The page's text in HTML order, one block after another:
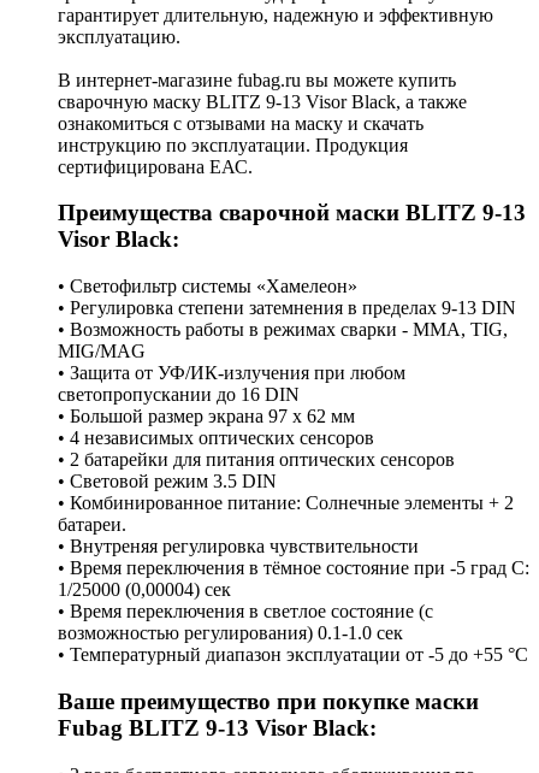
гарантирует длительную, надежную и эффективную
эксплуатацию.
В интернет-магазине fubag.ru вы можете купить
сварочную маску BLITZ 9-13 Visor Black, а также
ознакомиться с отзывами на маску и скачать
инструкцию по эксплуатации. Продукция
сертифицирована ЕАС.
Преимущества сварочной маски BLITZ 9-13
Visor Black:
• Светофильтр системы «Хамелеон»
• Регулировка степени затемнения в пределах 9-13 DIN
• Возможность работы в режимах сварки - MMA, TIG,
MIG/MAG
• Защита от УФ/ИК-излучения при любом
светопропускании до 16 DIN
• Большой размер экрана 97 х 62 мм
• 4 независимых оптических сенсоров
• 2 батарейки для питания оптических сенсоров
• Световой режим 3.5 DIN
• Комбинированное питание: Солнечные элементы + 2
батареи.
• Внутреняя регулировка чувствительности
• Время переключения в тёмное состояние при -5 град С:
1/25000 (0,00004) сек
• Время переключения в светлое состояние (с
возможностью регулирования) 0.1-1.0 сек
• Температурный диапазон эксплуатации от -5 до +55 °С
Ваше преимущество при покупке маски
Fubag BLITZ 9-13 Visor Black: